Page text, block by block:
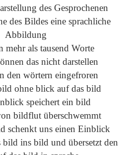
des Gesprochenen
des Bildes eine sprachliche
Abbildung
mehr als tausend Worte
das nicht darstellen
den wörtern eingefroren
ohne blick auf das bild
speichert ein bild
bildflut überschwemmt
schenkt uns einen Einblick
bild ins bild und übersetzt den